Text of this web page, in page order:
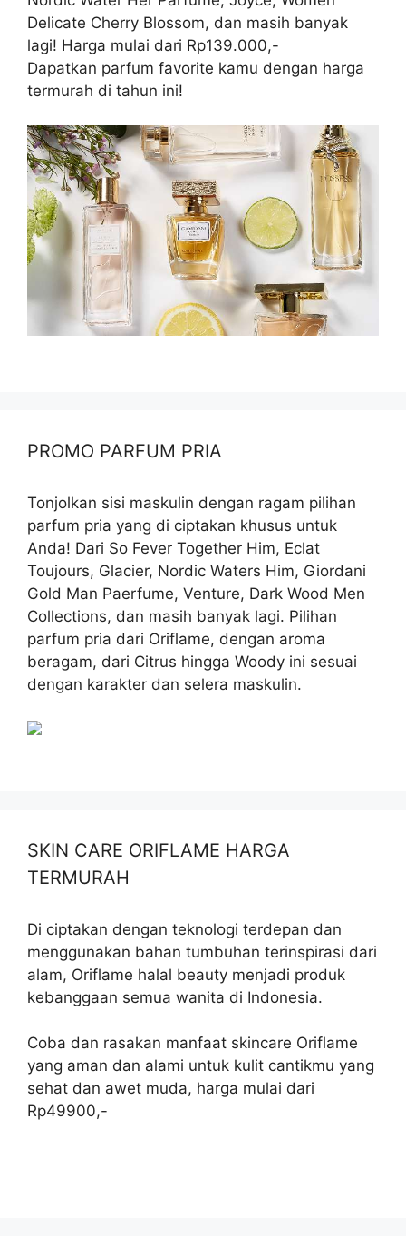
Delicate Cherry Blossom, dan masih banyak
lagi! Harga mulai dari Rp139.000,-
Dapatkan parfum favorite kamu dengan harga
termurah di tahun ini!
PROMO PARFUM PRIA
Tonjolkan sisi maskulin dengan ragam pilihan
parfum pria yang di ciptakan khusus untuk
Anda! Dari So Fever Together Him, Eclat
Toujours, Glacier, Nordic Waters Him, Giordani
Gold Man Paerfume, Venture, Dark Wood Men
Collections, dan masih banyak lagi. Pilihan
parfum pria dari Oriflame, dengan aroma
beragam, dari Citrus hingga Woody ini sesuai
dengan karakter dan selera maskulin.
SKIN CARE ORIFLAME HARGA
TERMURAH
Di ciptakan dengan teknologi terdepan dan
menggunakan bahan tumbuhan terinspirasi dari
alam, Oriflame halal beauty menjadi produk
kebanggaan semua wanita di Indonesia.
Coba dan rasakan manfaat skincare Oriflame
yang aman dan alami untuk kulit cantikmu yang
sehat dan awet muda, harga mulai dari
Rp49900,-